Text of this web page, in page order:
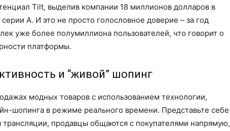
Tilt, выделив компании 18 миллионов долларов в
А. И это не просто голословное доверие – за год
уже более полумиллиона пользователей, что говорит о
платформы.
и “живой” шопинг
модных товаров с использованием технологии,
шопинга в режиме реального времени. Представьте себе
трансляции, продавцы общаются с покупателями напрямую,